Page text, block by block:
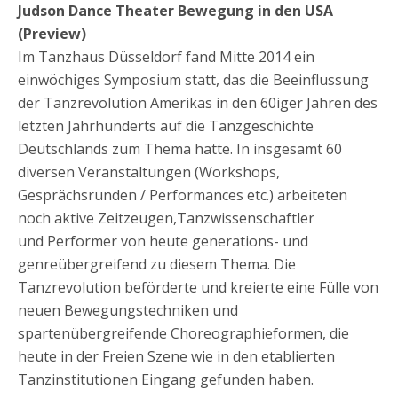
Judson Dance Theater Bewegung in den USA
(Preview)
Im Tanzhaus Düsseldorf fand Mitte 2014 ein
einwöchiges Symposium statt, das die Beeinflussung
der Tanzrevolution Amerikas in den 60iger Jahren des
letzten Jahrhunderts auf die Tanzgeschichte
Deutschlands zum Thema hatte. In insgesamt 60
diversen Veranstaltungen (Workshops,
Gesprächsrunden / Performances etc.) arbeiteten
noch aktive Zeitzeugen,Tanzwissenschaftler
und Performer von heute generations- und
genreübergreifend zu diesem Thema. Die
Tanzrevolution beförderte und kreierte eine Fülle von
neuen Bewegungstechniken und
spartenübergreifende Choreographieformen, die
heute in der Freien Szene wie in den etablierten
Tanzinstitutionen Eingang gefunden haben.